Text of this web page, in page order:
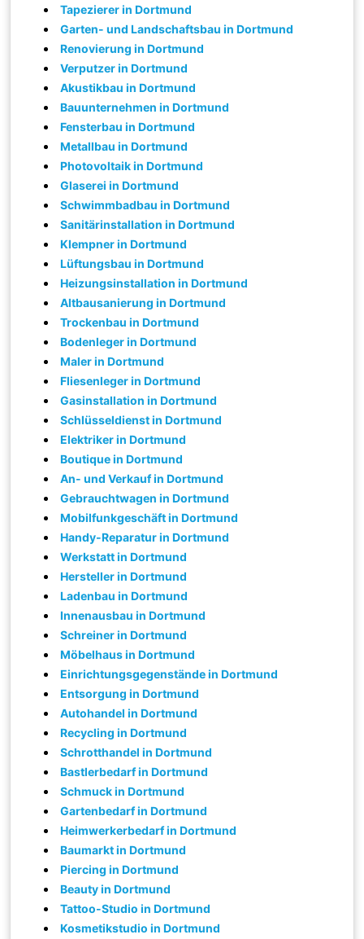
Tapezierer in Dortmund
Garten- und Landschaftsbau in Dortmund
Renovierung in Dortmund
Verputzer in Dortmund
Akustikbau in Dortmund
Bauunternehmen in Dortmund
Fensterbau in Dortmund
Metallbau in Dortmund
Photovoltaik in Dortmund
Glaserei in Dortmund
Schwimmbadbau in Dortmund
Sanitärinstallation in Dortmund
Klempner in Dortmund
Lüftungsbau in Dortmund
Heizungsinstallation in Dortmund
Altbausanierung in Dortmund
Trockenbau in Dortmund
Bodenleger in Dortmund
Maler in Dortmund
Fliesenleger in Dortmund
Gasinstallation in Dortmund
Schlüsseldienst in Dortmund
Elektriker in Dortmund
Boutique in Dortmund
An- und Verkauf in Dortmund
Gebrauchtwagen in Dortmund
Mobilfunkgeschäft in Dortmund
Handy-Reparatur in Dortmund
Werkstatt in Dortmund
Hersteller in Dortmund
Ladenbau in Dortmund
Innenausbau in Dortmund
Schreiner in Dortmund
Möbelhaus in Dortmund
Einrichtungsgegenstände in Dortmund
Entsorgung in Dortmund
Autohandel in Dortmund
Recycling in Dortmund
Schrotthandel in Dortmund
Bastlerbedarf in Dortmund
Schmuck in Dortmund
Gartenbedarf in Dortmund
Heimwerkerbedarf in Dortmund
Baumarkt in Dortmund
Piercing in Dortmund
Beauty in Dortmund
Tattoo-Studio in Dortmund
Kosmetikstudio in Dortmund